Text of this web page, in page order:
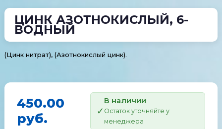
ЦИНК АЗОТНОКИСЛЫЙ, 6-
ВОДНЫЙ
(Цинк нитрат), (Азотнокислый цинк).
450.00
руб.
В наличии
Остаток уточняйте у
менеджера